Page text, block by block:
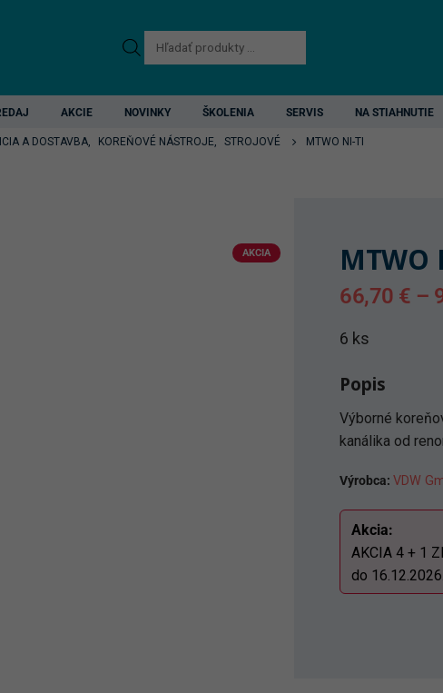
Products
search
AKCIE NOVINKY ŠKOLENIA SERVIS NA STIAHNUTIE
A DOSTAVBA, KOREŇOVÉ NÁSTROJE, STROJOVÉ MTWO NI-TI
AKCIA MTWO
66,70 € –
6 ks
Popis
Výborné
kanálika od
Výrobca: VDW
Akcia:
AKCIA 4 + 1
do